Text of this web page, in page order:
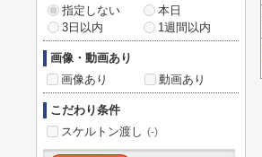
指定しない
本日
3日以内
1週間以内
画像・動画あり
画像あり
動画あり
こだわり条件
スケルトン渡し (-)